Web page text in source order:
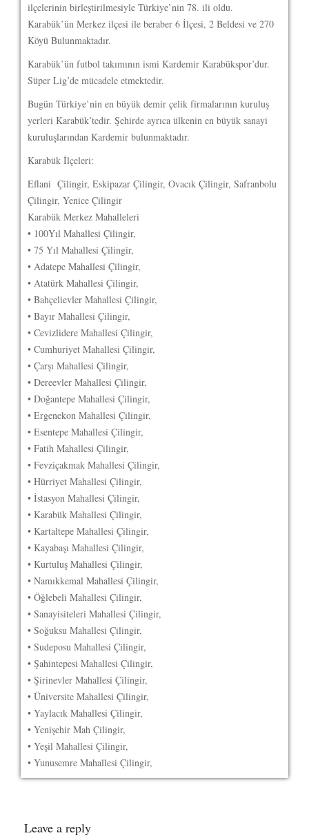
ilçelerinin birleştirilmesiyle Türkiye’nin 78. ili oldu.
Karabük’ün Merkez ilçesi ile beraber 6 İlçesi, 2 Beldesi ve 270
Köyü Bulunmaktadır.
Karabük’ün futbol takımının ismi Kardemir Karabükspor’dur.
Süper Lig’de mücadele etmektedir.
Bugün Türkiye’nin en büyük demir çelik firmalarının kuruluş
yerleri Karabük’tedir. Şehirde ayrıca ülkenin en büyük sanayi
kuruluşlarından Kardemir bulunmaktadır.
Karabük İlçeleri:
Eflani Çilingir, Eskipazar Çilingir, Ovacık Çilingir, Safranbolu
Çilingir, Yenice Çilingir
Karabük Merkez Mahalleleri
• 100Yıl Mahallesi Çilingir,
• 75 Yıl Mahallesi Çilingir,
• Adatepe Mahallesi Çilingir,
• Atatürk Mahallesi Çilingir,
• Bahçelievler Mahallesi Çilingir,
• Bayır Mahallesi Çilingir,
• Cevizlidere Mahallesi Çilingir,
• Cumhuriyet Mahallesi Çilingir,
• Çarşı Mahallesi Çilingir,
• Dereevler Mahallesi Çilingir,
• Doğantepe Mahallesi Çilingir,
• Ergenekon Mahallesi Çilingir,
• Esentepe Mahallesi Çilingir,
• Fatih Mahallesi Çilingir,
• Fevziçakmak Mahallesi Çilingir,
• Hürriyet Mahallesi Çilingir,
• İstasyon Mahallesi Çilingir,
• Karabük Mahallesi Çilingir,
• Kartaltepe Mahallesi Çilingir,
• Kayabaşı Mahallesi Çilingir,
• Kurtuluş Mahallesi Çilingir,
• Namıkkemal Mahallesi Çilingir,
• Öğlebeli Mahallesi Çilingir,
• Sanayisiteleri Mahallesi Çilingir,
• Soğuksu Mahallesi Çilingir,
• Sudeposu Mahallesi Çilingir,
• Şahintepesi Mahallesi Çilingir,
• Şirinevler Mahallesi Çilingir,
• Üniversite Mahallesi Çilingir,
• Yaylacık Mahallesi Çilingir,
• Yenişehir Mah Çilingir,
• Yeşil Mahallesi Çilingir,
• Yunusemre Mahallesi Çilingir,
Leave a reply